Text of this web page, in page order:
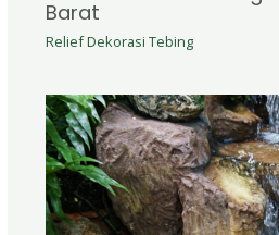
Barat
Relief Dekorasi Tebing